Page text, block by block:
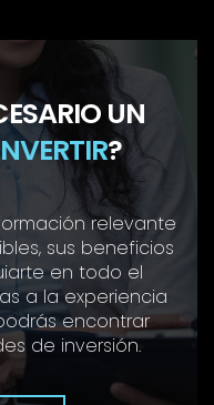
UN
?
relevante
sus beneficios
en todo el
a la experiencia
encontrar
de inversión.